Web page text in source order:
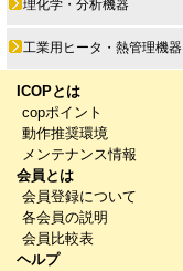
理化学・分析機器
工業用ヒータ・熱管理機器
ICOPとは
copポイント
動作推奨環境
メンテナンス情報
会員とは
会員登録について
各会員の説明
会員比較表
ヘルプ